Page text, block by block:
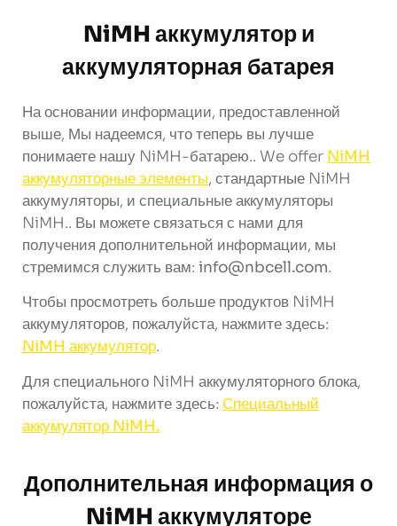
NiMH аккумулятор и
аккумуляторная батарея
На основании информации, предоставленной
выше, Мы надеемся, что теперь вы лучше
понимаете нашу NiMH-батарею.. We offer NiMH
аккумуляторные элементы, стандартные NiMH
аккумуляторы, и специальные аккумуляторы
NiMH.. Вы можете связаться с нами для
получения дополнительной информации, мы
стремимся служить вам: info@nbcell.com.
Чтобы просмотреть больше продуктов NiMH
аккумуляторов, пожалуйста, нажмите здесь:
NiMH аккумулятор.
Для специального NiMH аккумуляторного блока,
пожалуйста, нажмите здесь: Специальный
аккумулятор NiMH.
Дополнительная информация о
NiMH аккумуляторе